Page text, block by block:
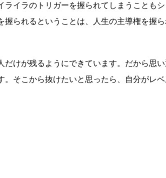
イラのトリガーを握られてしまうことも
握られるということは、人生の主導権を握
けが残るようにできています。だから思
。そこから抜けたいと思ったら、自分がレ